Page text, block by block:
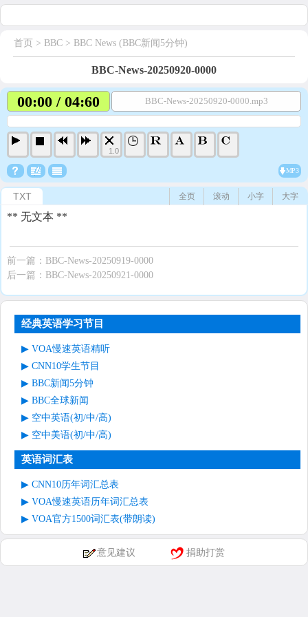
首页 > BBC > BBC News (BBC新闻5分钟)
BBC-News-20250920-0000
00:00 / 04:60 BBC-News-20250920-0000.mp3
1.0
MP3
TXT 大字
小字
滚动
全页
** 无文本 **
前一篇： BBC-News-20250919-0000
后一篇： BBC-News-20250921-0000
经典英语学习节目
VOA慢速英语精听
CNN10学生节目
BBC新闻5分钟
BBC全球新闻
空中英语(初/中/高)
空中美语(初/中/高)
英语词汇表
CNN10历年词汇总表
VOA慢速英语历年词汇总表
VOA官方1500词汇表(带朗读)
意见建议 捐助打赏